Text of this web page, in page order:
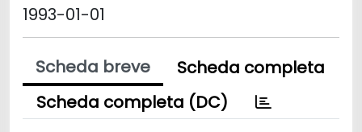
1993-01-01
Scheda breve
Scheda completa
Scheda completa (DC)